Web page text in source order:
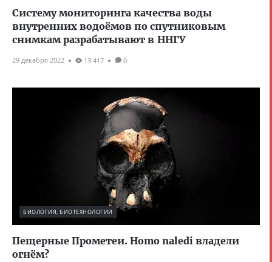
Систему мониторинга качества воды
внутренних водоёмов по спутниковым
снимкам разрабатывают в ННГУ
29 декабря 2022 13 417 0
БИОЛОГИЯ, БИОТЕХНОЛОГИИ
Пещерные Прометеи. Homo naledi владели
огнём?